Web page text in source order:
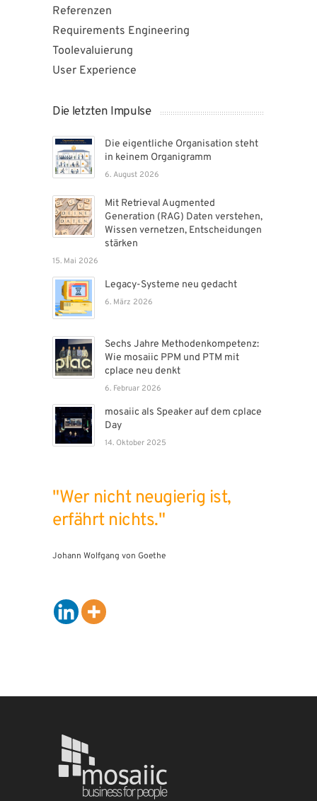
Referenzen
Requirements Engineering
Toolevaluierung
User Experience
Die letzten Impulse
Die eigentliche Organisation steht
in keinem Organigramm
6. August 2026
Mit Retrieval Augmented
Generation (RAG) Daten verstehen,
Wissen vernetzen, Entscheidungen
stärken
15. Mai 2026
Legacy-Systeme neu gedacht
6. März 2026
Sechs Jahre Methodenkompetenz:
Wie mosaiic PPM und PTM mit
cplace neu denkt
6. Februar 2026
mosaiic als Speaker auf dem cplace
Day
14. Oktober 2025
"Wer nicht neugierig ist,
erfährt nichts."
Johann Wolfgang von Goethe